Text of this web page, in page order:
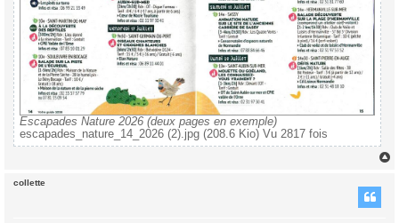
Escapades Nature 2026 (deux pages en exemple)
escapades_nature_14_2026 (2).jpg (208.6 Kio) Vu 2817 fois
collette